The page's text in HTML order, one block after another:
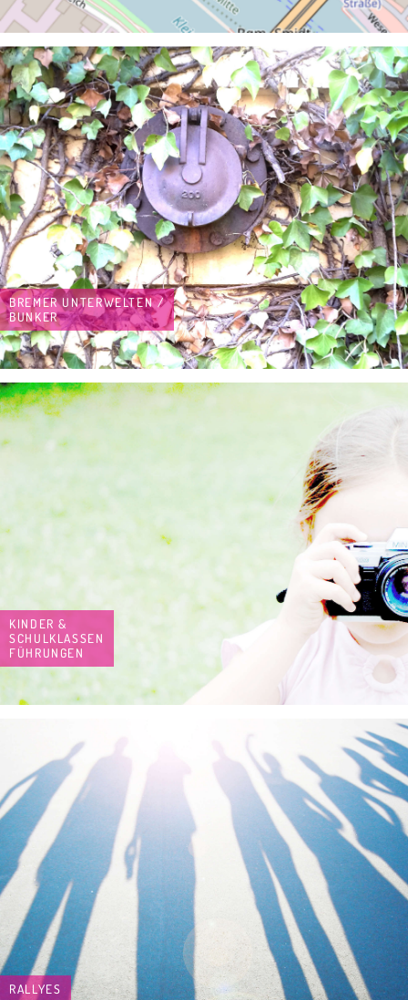
BREMER UNTERWELTEN /
BUNKER
KINDER &
SCHULKLASSEN
FÜHRUNGEN
RALLYES